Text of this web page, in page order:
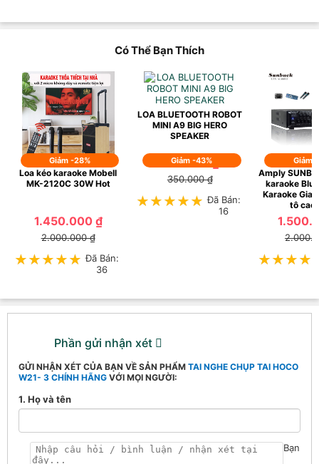
Có Thể Bạn Thích
Giảm -28%
Loa kéo karaoke Mobell
MK-2120C 30W Hot
1.450.000 ₫
2.000.000 ₫
★★★★★
★★★★★ Đã Bán:
36
Giảm -43%
LOA BLUETOOTH ROBOT
MINI A9 BIG HERO
SPEAKER
199.000 ₫
350.000 ₫
★★★★★
★★★★★ Đã Bán:
16
Giảm
Amply
karaoke
Karaoke Gia
tô cao
Phần gửi nhận xét
GỬI NHẬN XÉT CỦA BẠN VỀ SẢN PHẨM TAI NGHE CHỤP TAI HOCO
W21- 3 CHÍNH HÃNG VỚI MỌI NGƯỜI:
1. Họ và tên
Bạn